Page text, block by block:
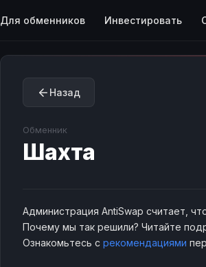
Для обменников Инвестировать
Назад
Обменник
Шахта
Администрация AntiSwap считает,
Почему мы так решили? Читайте
Ознакомьтесь с рекомендациями